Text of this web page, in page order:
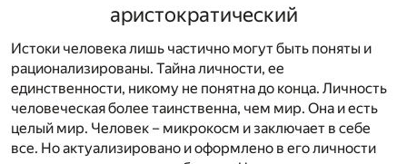
аристократический
Истоки человека лишь частично могут быть поняты и
рационализированы. Тайна личности, ее
единственности, никому не понятна до конца. Личность
человеческая более таинственна, чем мир. Она и есть
целый мир. Человек – микрокосм и заключает в себе
все. Но актуализировано и оформлено в его личности